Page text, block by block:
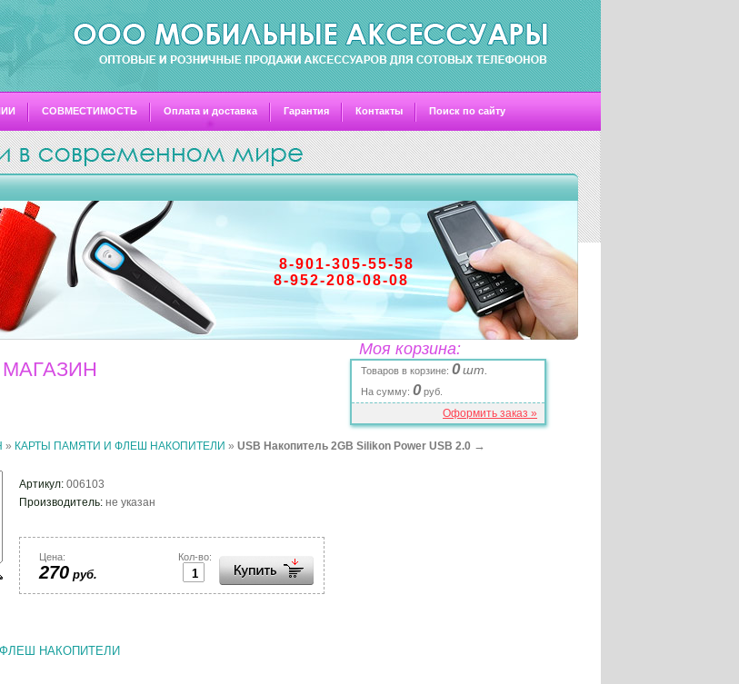
СОВМЕСТИМОСТЬ Оплата и доставка Гарантия Контакты Поиск по сайту
8-901-305-55-58
8-952-208-08-08
Моя корзина:
Товаров в корзине: 0шт.
На сумму: 0руб.
Оформить заказ »
» КАРТЫ ПАМЯТИ И ФЛЕШ НАКОПИТЕЛИ » USB Накопитель 2GB Silikon Power USB 2.0 →
Артикул: 006103
Производитель: не указан
Кол-во:
Цена:
270 руб.
НАКОПИТЕЛИ